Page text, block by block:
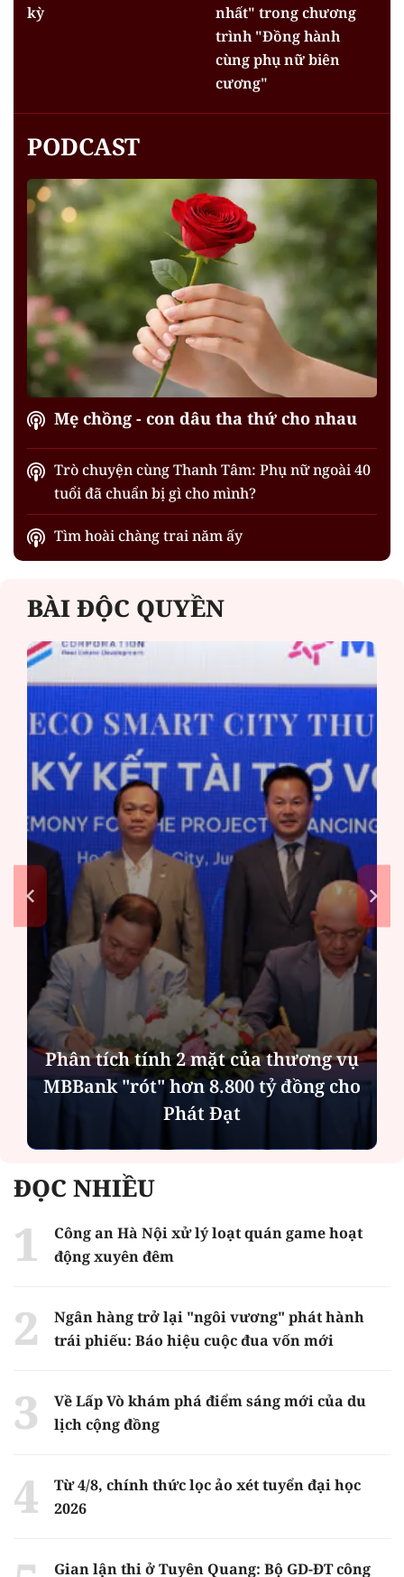
kỳ
nhất" trong chương
trình "Đồng hành
cùng phụ nữ biên
cương"
PODCAST
Mẹ chồng - con dâu tha thứ cho nhau
Trò chuyện cùng Thanh Tâm: Phụ nữ ngoài 40
tuổi đã chuẩn bị gì cho mình?
Tìm hoài chàng trai năm ấy
BÀI ĐỘC QUYỀN
Bản án cho kẻ làm chết người cùng
phe khi hỗn chiến
ĐỌC NHIỀU
Công an Hà Nội xử lý loạt quán game hoạt
động xuyên đêm
Ngân hàng trở lại "ngôi vương" phát hành
trái phiếu: Báo hiệu cuộc đua vốn mới
Về Lấp Vò khám phá điểm sáng mới của du
lịch cộng đồng
Từ 4/8, chính thức lọc ảo xét tuyển đại học
2026
Gian lận thi ở Tuyên Quang: Bộ GD-ĐT công